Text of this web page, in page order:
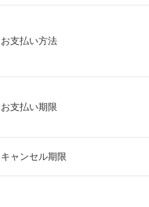
お支払い方法
お支払い期限
キャンセル期限